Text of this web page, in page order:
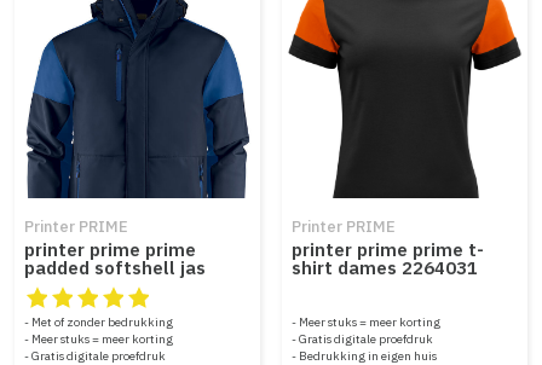
Printer PRIME
printer prime prime
padded softshell jas
heren 2261071
De beoordeling van dit product is
Met of zonder bedrukking
Meer stuks = meer korting
Gratis digitale proefdruk
Printer PRIME
printer prime prime t-
shirt dames 2264031
Meer stuks = meer korting
Gratis digitale proefdruk
Bedrukking in eigen huis